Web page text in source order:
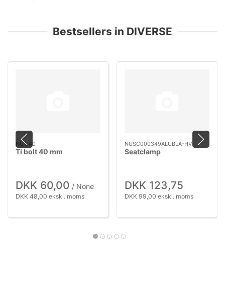
Bestsellers in DIVERSE
NUTI40
Ti bolt 40 mm
DKK 60,00 / None
DKK 48,00 ekskl. moms
NUSC000349ALUBLA-HV
Seatclamp
DKK 123,75
DKK 99,00 ekskl. moms